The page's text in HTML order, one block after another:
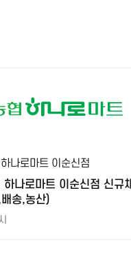
나로마트 이순신점
하나로마트 이순신점 신규
송,농산)